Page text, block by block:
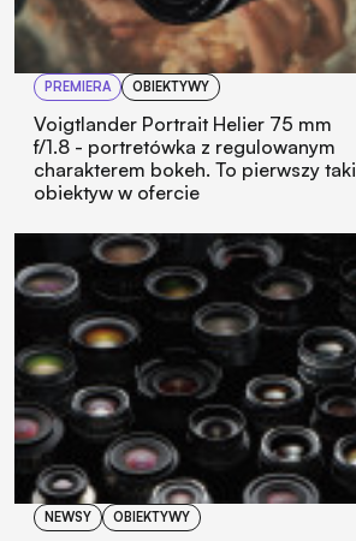
PREMIERA OBIEKTYWY
Voigtlander Portrait Helier 75 mm
f/1.8 - portretówka z regulowanym
charakterem bokeh. To pierwszy taki
obiektyw w ofercie
NEWSY OBIEKTYWY